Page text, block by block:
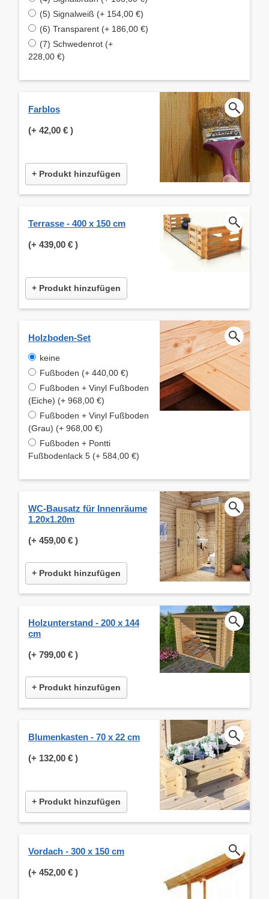
(5) Signalweiß (+ 154,00 €)
(6) Transparent (+ 186,00 €)
(7) Schwedenrot (+
228,00 €)
Farblos
(+ 42,00 € )
+ Produkt hinzufügen
Terrasse - 400 x 150 cm
(+ 439,00 € )
+ Produkt hinzufügen
Holzboden-Set
keine
Fußboden (+ 440,00 €)
Fußboden + Vinyl Fußboden
(Eiche) (+ 968,00 €)
Fußboden + Vinyl Fußboden
(Grau) (+ 968,00 €)
Fußboden + Pontti
Fußbodenlack 5 (+ 584,00 €)
WC-Bausatz für Innenräume
1.20x1.20m
(+ 459,00 € )
+ Produkt hinzufügen
Holzunterstand - 200 x 144
cm
(+ 799,00 € )
+ Produkt hinzufügen
Blumenkasten - 70 x 22 cm
(+ 132,00 € )
+ Produkt hinzufügen
Vordach - 300 x 150 cm
(+ 452,00 € )